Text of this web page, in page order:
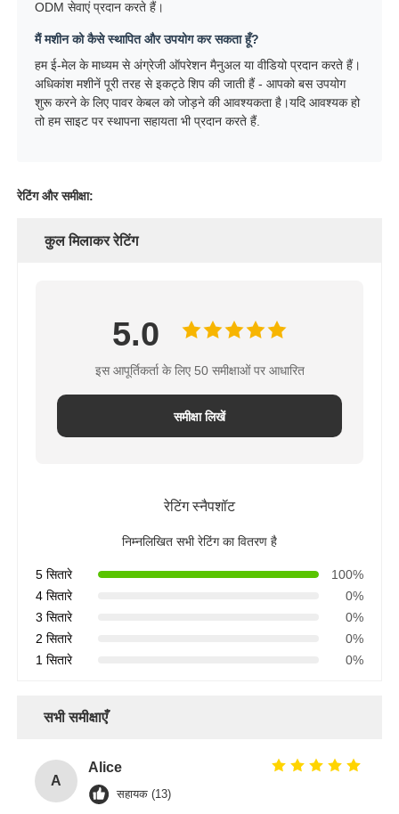
ODM सेवाएं प्रदान करते हैं।
मैं मशीन को कैसे स्थापित और उपयोग कर सकता हूँ?
हम ई-मेल के माध्यम से अंग्रेजी ऑपरेशन मैनुअल या वीडियो प्रदान करते हैं।
अधिकांश मशीनें पूरी तरह से इकट्ठे शिप की जाती हैं - आपको बस उपयोग
शुरू करने के लिए पावर केबल को जोड़ने की आवश्यकता है।यदि आवश्यक हो
तो हम साइट पर स्थापना सहायता भी प्रदान करते हैं.
रेटिंग और समीक्षा:
कुल मिलाकर रेटिंग
5.0
इस आपूर्तिकर्ता के लिए 50 समीक्षाओं पर आधारित
समीक्षा लिखें
रेटिंग स्नैपशॉट
निम्नलिखित सभी रेटिंग का वितरण है
5 सितारे
100%
4 सितारे
0%
3 सितारे
0%
2 सितारे
0%
1 सितारे
0%
सभी समीक्षाएँ
A
Alice
सहायक (13)